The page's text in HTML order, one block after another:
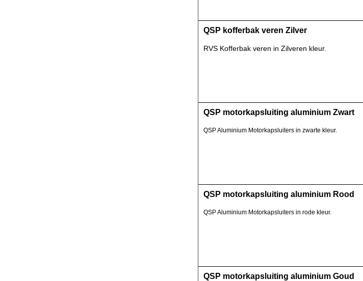
QSP kofferbak veren Zilver
RVS Kofferbak veren in Zilveren kleur.
QSP motorkapsluiting aluminium Zwart
QSP Aluminium Motorkapsluiters in zwarte kleur.
QSP motorkapsluiting aluminium Rood
QSP Aluminium Motorkapsluiters in rode kleur.
QSP motorkapsluiting aluminium Goud